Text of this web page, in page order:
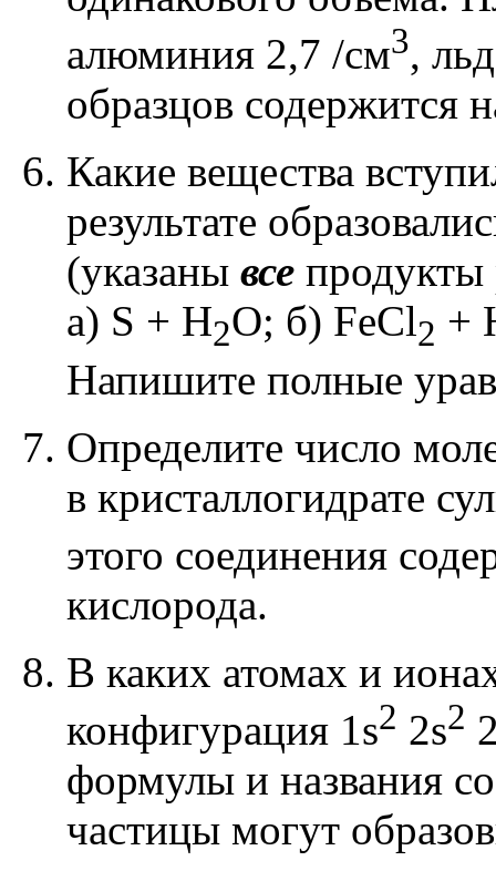
алюминия 2,7 /см3,
образцов содержится
Какие вещества
результате
(указаны все продукты
а) S + H2O; б) FeCl2 +
Напишите полные
Определите число
в кристаллогидрате
этого соединения
кислорода.
В каких атомах и
конфигурация 1s2 2s2
формулы и названия
частицы могут